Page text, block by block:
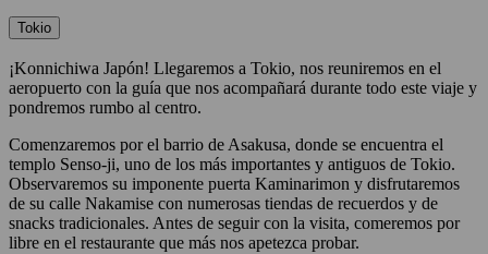
Tokio
¡Konnichiwa Japón! Llegaremos a Tokio, nos reuniremos en el
aeropuerto con la guía que nos acompañará durante todo este viaje y
pondremos rumbo al centro.
Comenzaremos por el barrio de Asakusa, donde se encuentra el
templo Senso-ji, uno de los más importantes y antiguos de Tokio.
Observaremos su imponente puerta Kaminarimon y disfrutaremos
de su calle Nakamise con numerosas tiendas de recuerdos y de
snacks tradicionales. Antes de seguir con la visita, comeremos por
libre en el restaurante que más nos apetezca probar.